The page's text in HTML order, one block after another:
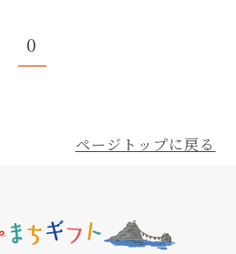
0
ページトップに戻る